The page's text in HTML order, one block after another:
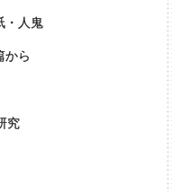
・人鬼
ら
究